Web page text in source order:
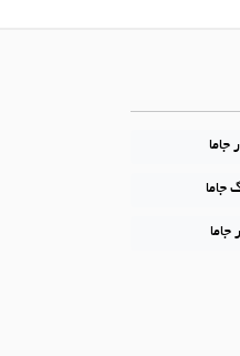
جاما
جاما
جاما